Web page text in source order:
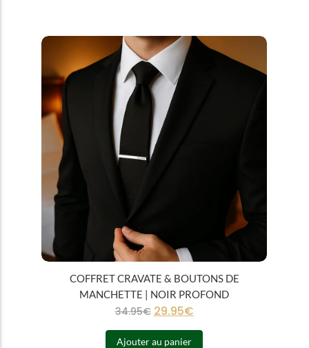
COFFRET CRAVATE & BOUTONS DE
MANCHETTE | NOIR PROFOND
34.95€ 29.95€
Ajouter au panier